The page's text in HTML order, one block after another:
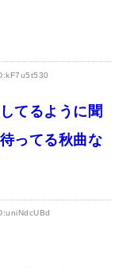
てるように聞
ってる秋曲な